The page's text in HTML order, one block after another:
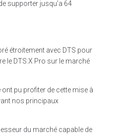
supporter jusqu’a 64
étroitement avec DTS pour
le DTS:X Pro sur le marché
ont pu profiter de cette mise à
nos principaux
du marché capable de